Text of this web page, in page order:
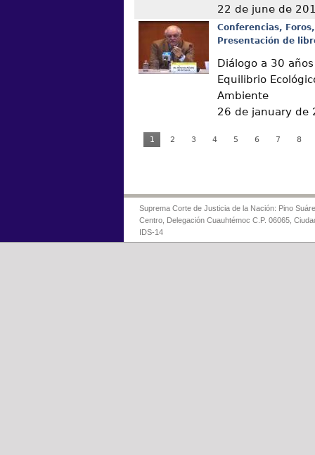
22 de june de
Conferencias,
Presentación de
Diálogo a 30
Equilibrio
Ambiente
26 de january de
1 2 3 4 5 6 7 8
Suprema Corte de Justicia de la Nación: Pino
Centro, Delegación Cuauhtémoc C.P. 06065,
IDS-14